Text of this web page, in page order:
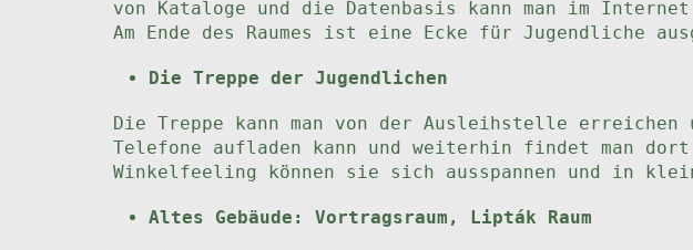
von Kataloge und die Datenbasis kann man im
Am Ende des Raumes ist eine Ecke für Jugendliche
Die Treppe der Jugendlichen
Die Treppe kann man von der Ausleihstelle
Telefone aufladen kann und weiterhin findet man
Winkelfeeling können sie sich ausspannen und in
Altes Gebäude: Vortragsraum, Lipták Raum